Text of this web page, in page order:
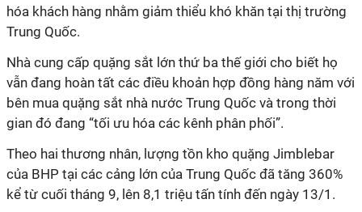
hóa khách hàng nhằm giảm thiểu khó khăn tại thị trường
Trung Quốc.
Nhà cung cấp quặng sắt lớn thứ ba thế giới cho biết họ
vẫn đang hoàn tất các điều khoản hợp đồng hàng năm với
bên mua quặng sắt nhà nước Trung Quốc và trong thời
gian đó đang “tối ưu hóa các kênh phân phối”.
Theo hai thương nhân, lượng tồn kho quặng Jimblebar
của BHP tại các cảng lớn của Trung Quốc đã tăng 360%
kể từ cuối tháng 9, lên 8,1 triệu tấn tính đến ngày 13/1.